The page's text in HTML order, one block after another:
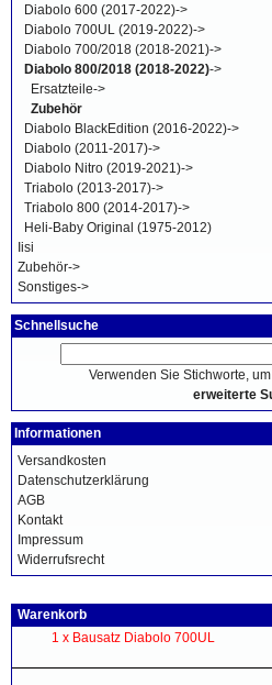
Diabolo 600 (2017-2022)->
Diabolo 700UL (2019-2022)->
Diabolo 700/2018 (2018-2021)->
Diabolo 800/2018 (2018-2022)->
Ersatzteile->
Zubehör
Diabolo BlackEdition (2016-2022)->
Diabolo (2011-2017)->
Diabolo Nitro (2019-2021)->
Triabolo (2013-2017)->
Triabolo 800 (2014-2017)->
Heli-Baby Original (1975-2012)
Iisi
Zubehör->
Sonstiges->
Schnellsuche
Verwenden Sie Stichworte,
erweiterte
Informationen
Versandkosten
Datenschutzerklärung
AGB
Kontakt
Impressum
Widerrufsrecht
Warenkorb
1 x Bausatz Diabolo 700UL